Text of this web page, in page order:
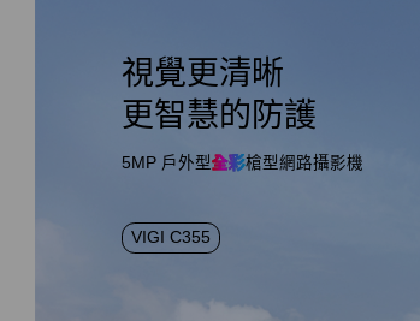
視覺更清晰
更智慧的防護
5MP 戶外型全彩槍型網路攝影機
VIGI C355